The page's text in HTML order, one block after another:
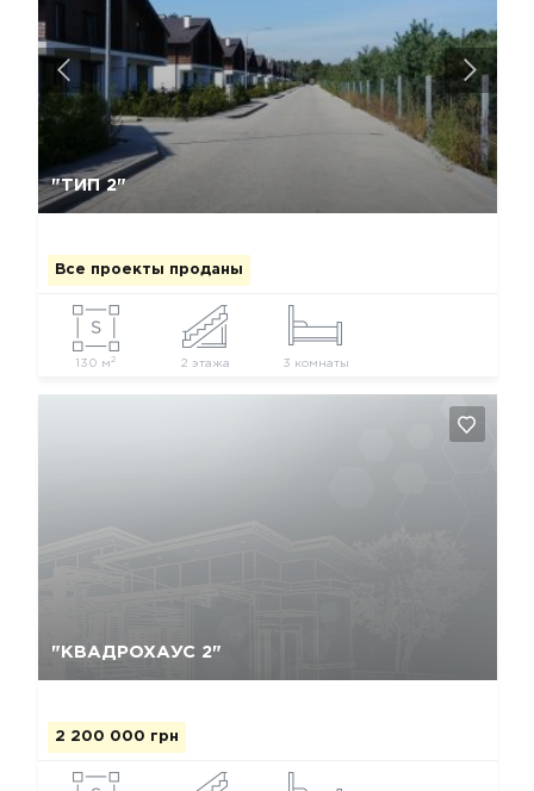
"ТИП 2"
Все проекты проданы
130 м2 2 этажа 3 комнаты
"КВАДРОХАУС 2"
2 200 000 грн